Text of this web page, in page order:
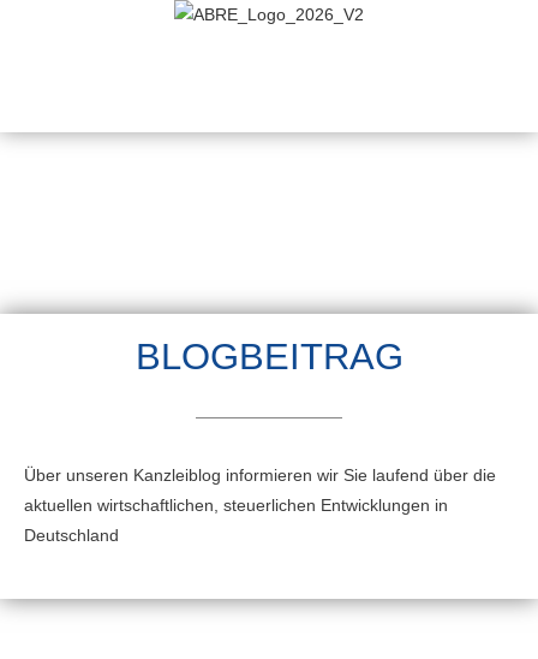
BLOGBEITRAG
Über unseren Kanzleiblog informieren wir Sie laufend über die
aktuellen wirtschaftlichen, steuerlichen Entwicklungen in
Deutschland